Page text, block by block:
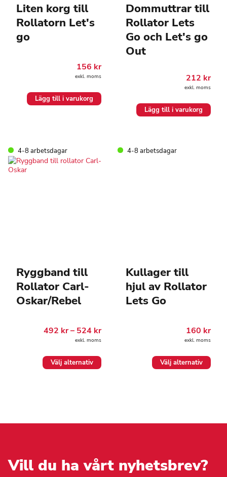
Liten korg till
Rollatorn Let's
go
156 kr
exkl. moms
Lägg till i varukorg
Dommuttrar till
Rollator Lets
Go och Let's go
Out
212 kr
exkl. moms
Lägg till i varukorg
4-8 arbetsdagar
Ryggband till
Rollator Carl-
Oskar/Rebel
492 kr– 524 krPrisintervall:
492.00 kr
till
exkl. moms
Välj alternativ
olika
på
produktsidan
4-8 arbetsdagar
Kullager till
hjul av Rollator
Lets Go
160 kr
exkl. moms
Välj alternativ
olika
på
produktsidan
Vill du ha vårt nyhetsbrev?